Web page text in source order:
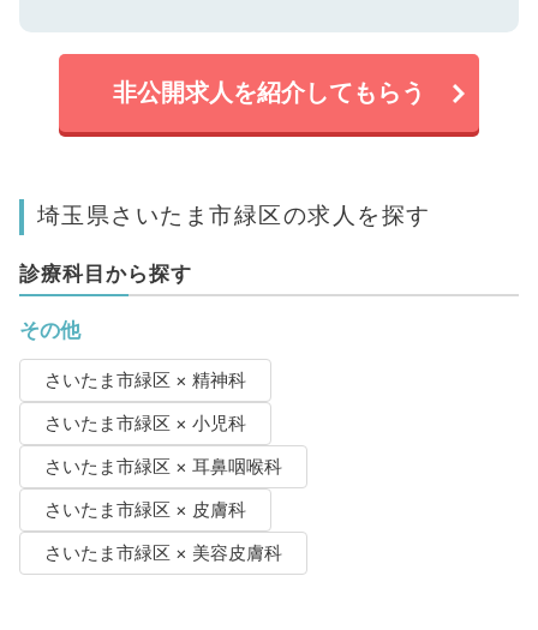
非公開求人を紹介してもらう
埼玉県さいたま市緑区の求人を探す
診療科目から探す
その他
さいたま市緑区 × 精神科
さいたま市緑区 × 小児科
さいたま市緑区 × 耳鼻咽喉科
さいたま市緑区 × 皮膚科
さいたま市緑区 × 美容皮膚科